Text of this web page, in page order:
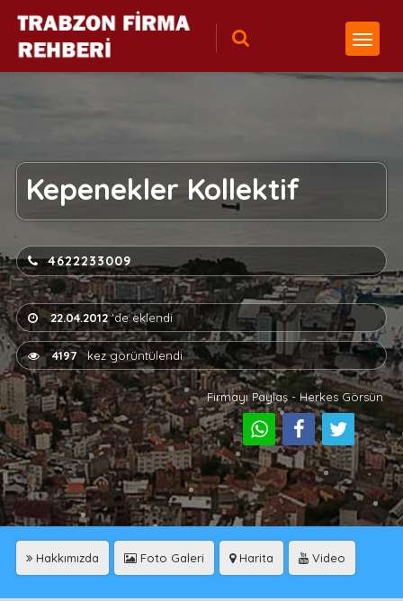
Kepenekler Kollektif
4622233009
22.04.2012'de eklendi
4197kez görüntülendi
Firmayı Paylaş - Herkes Görsün
Hakkımızda Foto Galeri Harita Video